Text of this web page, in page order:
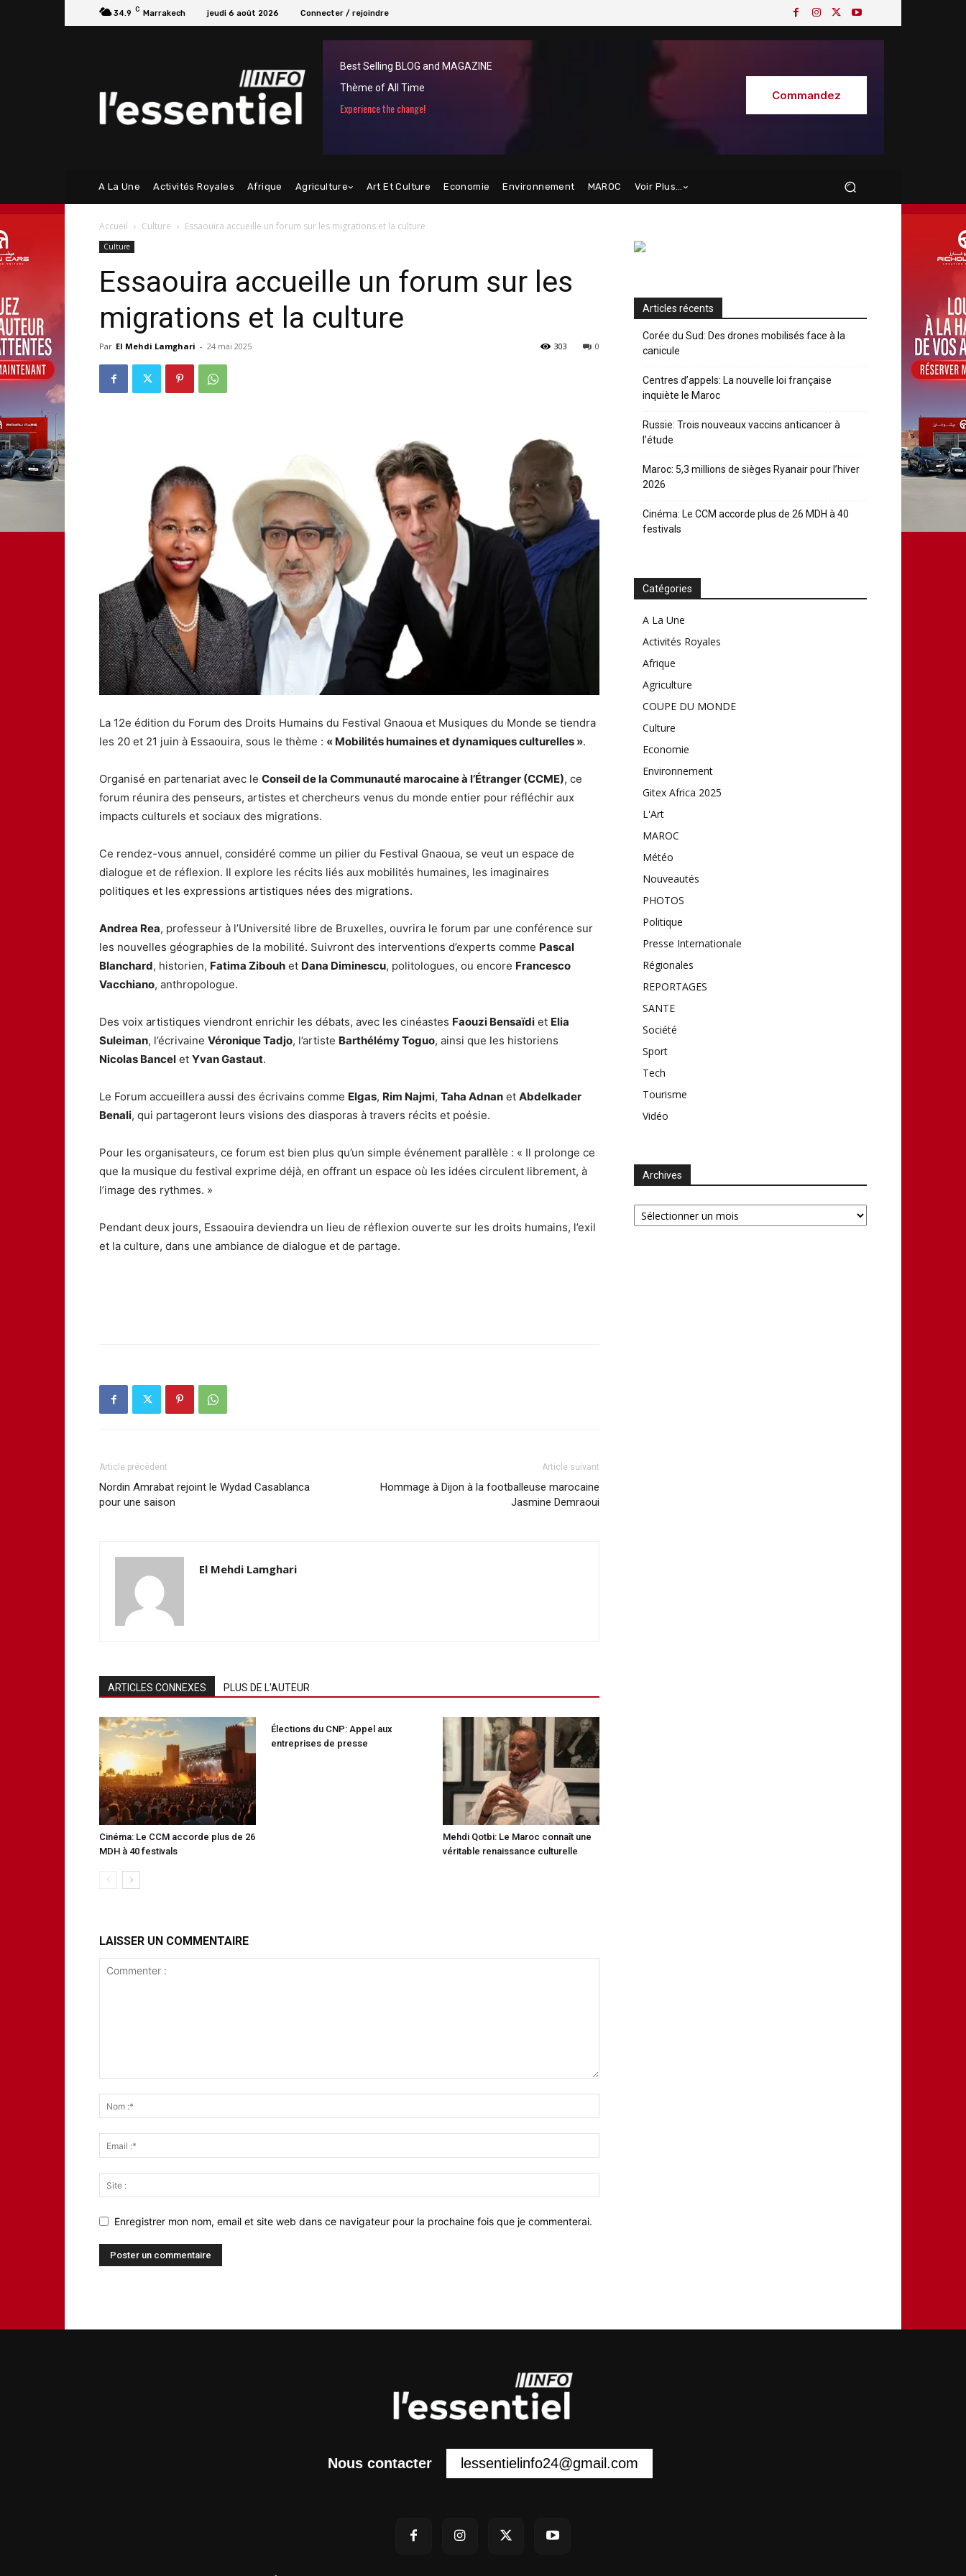
34.9 C Marrakech jeudi 6 août 2026 Connecter / rejoindre
Best Selling BLOG and MAGAZINE
Thème of All Time
Experience the change!
Commandez
A La Une Activités Royales Afrique Agriculture Art Et Culture Economie Environnement MAROC Voir Plus…
Accueil Culture Essaouira accueille un forum sur les migrations et la culture
Culture
Essaouira accueille un forum sur les
migrations et la culture
Par El Mehdi Lamghari - 24 mai 2025 0
303
La 12e édition du Forum des Droits Humains du Festival Gnaoua et Musiques du Monde se tiendra
les 20 et 21 juin à Essaouira, sous le thème : « Mobilités humaines et dynamiques culturelles ».
Organisé en partenariat avec le Conseil de la Communauté marocaine à l’Étranger (CCME), ce
forum réunira des penseurs, artistes et chercheurs venus du monde entier pour réfléchir aux
impacts culturels et sociaux des migrations.
Ce rendez-vous annuel, considéré comme un pilier du Festival Gnaoua, se veut un espace de
dialogue et de réflexion. Il explore les récits liés aux mobilités humaines, les imaginaires
politiques et les expressions artistiques nées des migrations.
Andrea Rea, professeur à l’Université libre de Bruxelles, ouvrira le forum par une conférence sur
les nouvelles géographies de la mobilité. Suivront des interventions d’experts comme Pascal
Blanchard, historien, Fatima Zibouh et Dana Diminescu, politologues, ou encore Francesco
Vacchiano, anthropologue.
Des voix artistiques viendront enrichir les débats, avec les cinéastes Faouzi Bensaïdi et Elia
Suleiman, l’écrivaine Véronique Tadjo, l’artiste Barthélémy Toguo, ainsi que les historiens
Nicolas Bancel et Yvan Gastaut.
Le Forum accueillera aussi des écrivains comme Elgas, Rim Najmi, Taha Adnan et Abdelkader
Benali, qui partageront leurs visions des diasporas à travers récits et poésie.
Pour les organisateurs, ce forum est bien plus qu’un simple événement parallèle : « Il prolonge ce
que la musique du festival exprime déjà, en offrant un espace où les idées circulent librement, à
l’image des rythmes. »
Pendant deux jours, Essaouira deviendra un lieu de réflexion ouverte sur les droits humains, l’exil
et la culture, dans une ambiance de dialogue et de partage.
Article précédent
Nordin Amrabat rejoint le Wydad Casablanca
pour une saison
Article suivant
Hommage à Dijon à la footballeuse marocaine
Jasmine Demraoui
El Mehdi Lamghari
ARTICLES CONNEXES PLUS DE L'AUTEUR
Cinéma: Le CCM accorde plus de 26
MDH à 40 festivals
Élections du CNP: Appel aux
entreprises de presse
Mehdi Qotbi: Le Maroc connaît une
véritable renaissance culturelle
LAISSER UN COMMENTAIRE
Enregistrer mon nom, email et site web dans ce navigateur pour la prochaine fois que je commenterai.
Articles récents
Corée du Sud: Des drones mobilisés face à la
canicule
Centres d’appels: La nouvelle loi française
inquiète le Maroc
Russie: Trois nouveaux vaccins anticancer à
l’étude
Maroc: 5,3 millions de sièges Ryanair pour l’hiver
2026
Cinéma: Le CCM accorde plus de 26 MDH à 40
festivals
Catégories
A La Une
Activités Royales
Afrique
Agriculture
COUPE DU MONDE
Culture
Economie
Environnement
Gitex Africa 2025
L'Art
MAROC
Météo
Nouveautés
PHOTOS
Politique
Presse Internationale
Régionales
REPORTAGES
SANTE
Société
Sport
Tech
Tourisme
Vidéo
Archives
Archives
Nous contacter lessentielinfo24@gmail.com